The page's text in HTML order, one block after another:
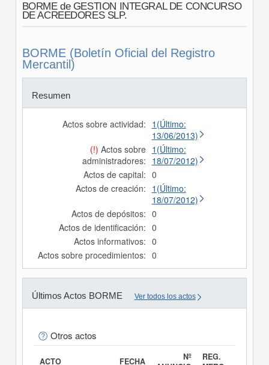
BORME de GESTION INTEGRAL DE CONCURSO
DE ACREEDORES SLP.
BORME (Boletín Oficial del Registro
Mercantil)
Resumen
Actos sobre actividad: 1(Último:
13/06/2013)
(!) Actos sobre
administradores:
1(Último:
18/07/2012)
Actos de capital: 0
Actos de creación: 1(Último:
18/07/2012)
Actos de depósitos: 0
Actos de identificación: 0
Actos informativos: 0
Actos sobre procedimientos: 0
Últimos Actos BORME Ver todos los actos
Otros actos
ACTO FECHA
Nº
REG.